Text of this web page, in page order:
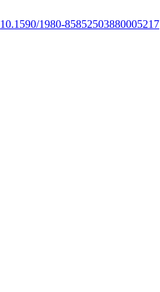
10.1590/1980-85852503880005217